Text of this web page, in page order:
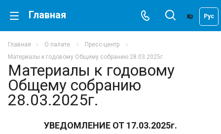
Главная Қаз Рус
Главная О палате
Пресс-центр
Материалы к годовому Общему собранию 28.03.2025г.
Материалы к годовому
Общему собранию
28.03.2025г.
УВЕДОМЛЕНИЕ ОТ 17.03.2025г.